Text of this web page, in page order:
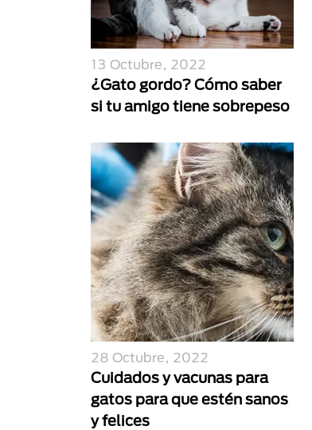
13 Octubre, 2022
¿Gato gordo? Cómo saber
si tu amigo tiene sobrepeso
28 Octubre, 2022
Cuidados y vacunas para
gatos para que estén sanos
y felices